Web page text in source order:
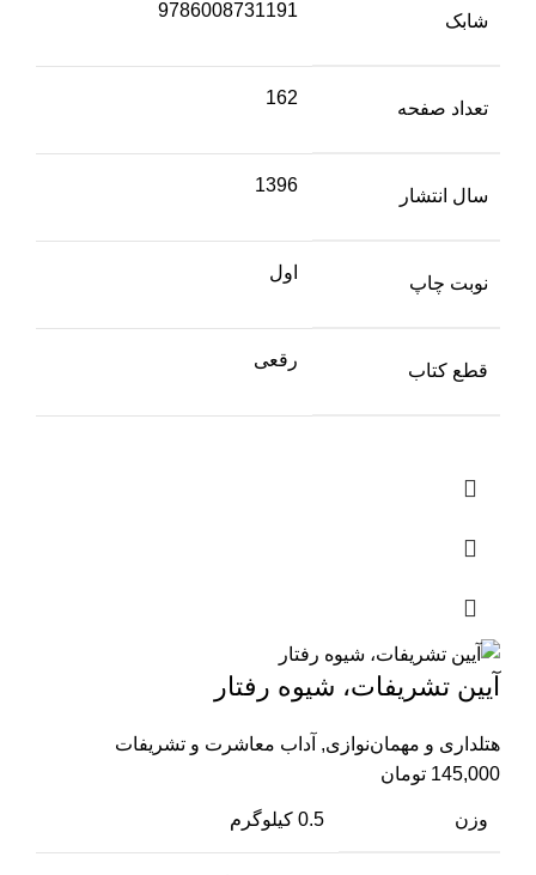
شابک
9786008731191
تعداد صفحه
162
سال انتشار
1396
نوبت چاپ
اول
قطع کتاب
رقعی
آیین تشریفات، شیوه رفتار
هتلداری و مهمان‌نوازی, آداب معاشرت و تشریفات
145,000 تومان
وزن 0.5 کیلوگرم